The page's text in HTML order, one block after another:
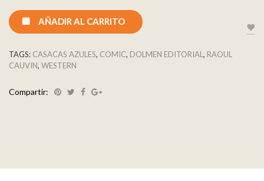
AÑADIR AL CARRITO
TAGS: CASACAS AZULES, COMIC, DOLMEN EDITORIAL , RAOUL
CAUVIN, WESTERN
Compartir: